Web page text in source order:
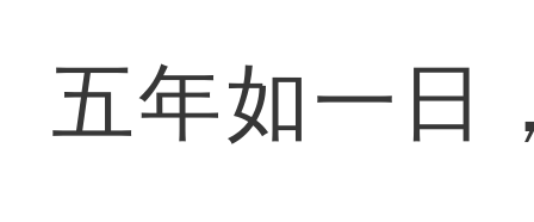
五年如一日